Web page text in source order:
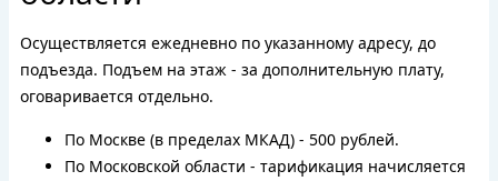
Осуществляется ежедневно по указанному адресу, до
подъезда. Подъем на этаж - за дополнительную плату,
оговаривается отдельно.
По Москве (в пределах МКАД) - 500 рублей.
По Московской области - тарификация начисляется